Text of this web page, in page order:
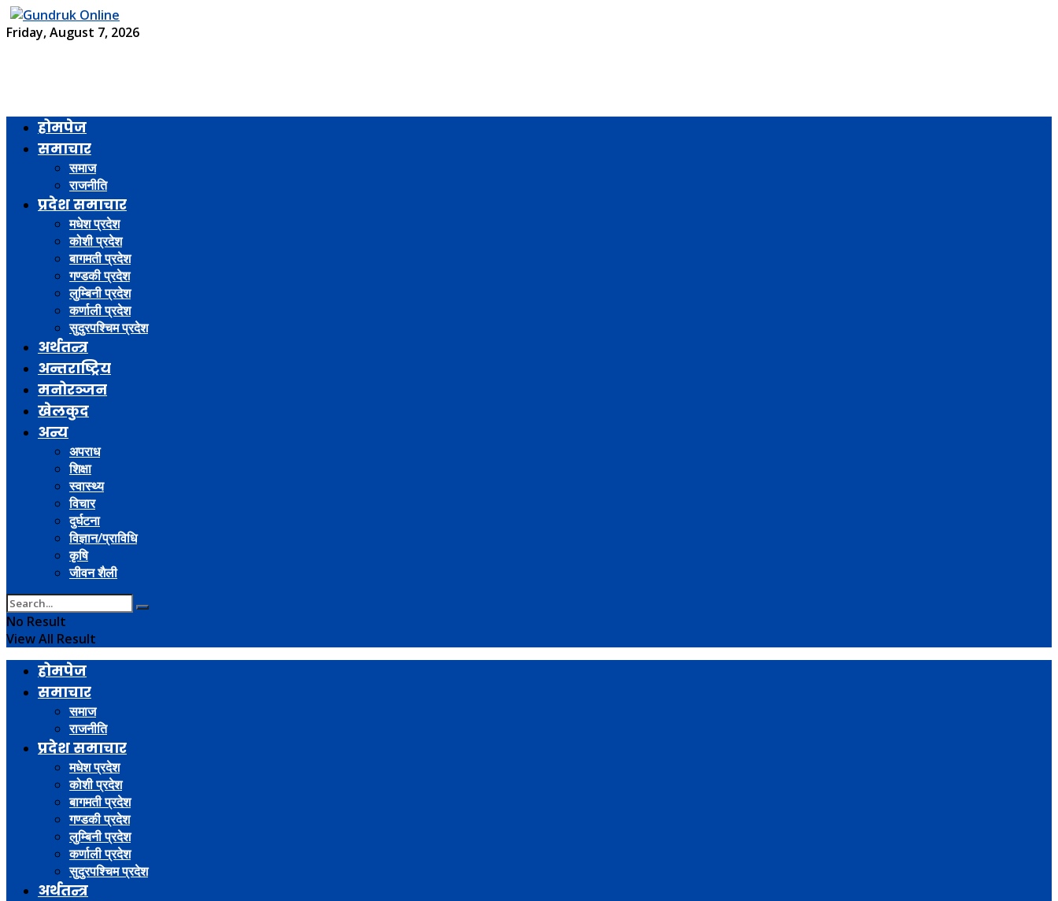
Friday, August 7, 2026
होमपेज
समाचार
समाज
राजनीति
प्रदेश समाचार
मधेश प्रदेश
कोशी प्रदेश
बागमती प्रदेश
गण्डकी प्रदेश
लुम्बिनी प्रदेश
कर्णाली प्रदेश
सुदुरपश्चिम प्रदेश
अर्थतन्त्र
अन्तराष्ट्रिय
मनोरञ्जन
खेलकुद
अन्य
अपराध
शिक्षा
स्वास्थ्य
विचार
दुर्घटना
विज्ञान/प्राविधि
कृषि
जीवन शैली
No Result
View All Result
होमपेज
समाचार
समाज
राजनीति
प्रदेश समाचार
मधेश प्रदेश
कोशी प्रदेश
बागमती प्रदेश
गण्डकी प्रदेश
लुम्बिनी प्रदेश
कर्णाली प्रदेश
सुदुरपश्चिम प्रदेश
अर्थतन्त्र